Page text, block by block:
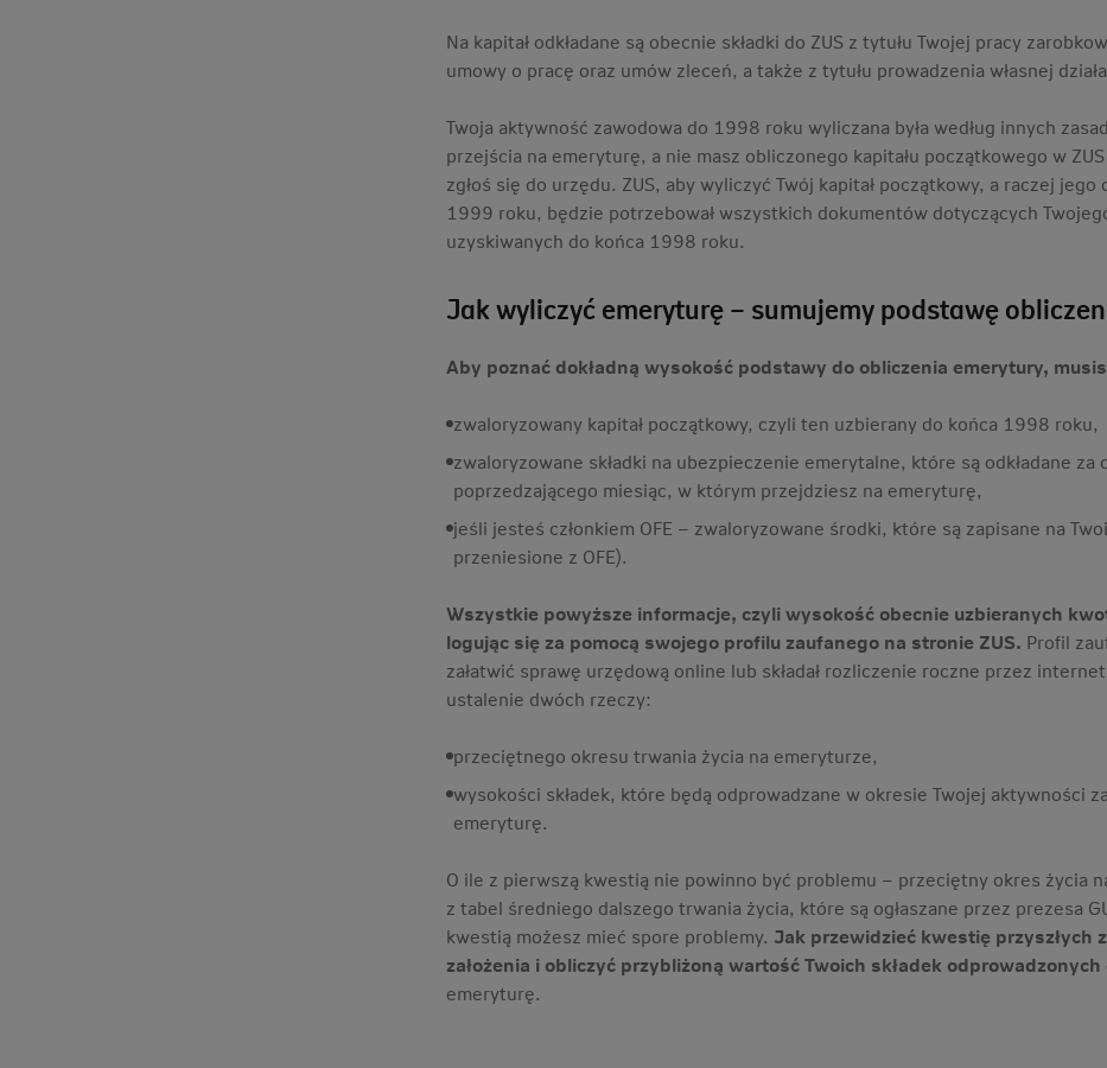
Na kapitał odkładane są obecnie składki do ZUS z tytułu Twojej pracy
umowy o pracę oraz umów zleceń, a także z tytułu prowadzenia własnej
Twoja aktywność zawodowa do 1998 roku wyliczana była według innych
przejścia na emeryturę, a nie masz obliczonego kapitału początkowego w
zgłoś się do urzędu. ZUS, aby wyliczyć Twój kapitał początkowy, a raczej
1999 roku, będzie potrzebował wszystkich dokumentów dotyczących
uzyskiwanych do końca 1998 roku.
Jak wyliczyć emeryturę – sumujemy podstawę
Aby poznać dokładną wysokość podstawy do obliczenia emerytury,
zwaloryzowany kapitał początkowy, czyli ten uzbierany do końca 1998 roku,
zwaloryzowane składki na ubezpieczenie emerytalne, które są odkładane
poprzedzającego miesiąc, w którym przejdziesz na emeryturę,
jeśli jesteś członkiem OFE – zwaloryzowane środki, które są zapisane na
przeniesione z OFE).
Wszystkie powyższe informacje, czyli wysokość obecnie uzbieranych
logując się za pomocą swojego profilu zaufanego na stronie ZUS. Profil
załatwić sprawę urzędową online lub składał rozliczenie roczne przez
ustalenie dwóch rzeczy:
przeciętnego okresu trwania życia na emeryturze,
wysokości składek, które będą odprowadzane w okresie Twojej aktywności
emeryturę.
O ile z pierwszą kwestią nie powinno być problemu – przeciętny okres życia
z tabel średniego dalszego trwania życia, które są ogłaszane przez prezesa
kwestią możesz mieć spore problemy. Jak przewidzieć kwestię przyszłych
założenia i obliczyć przybliżoną wartość Twoich składek odprowadzonych
emeryturę.